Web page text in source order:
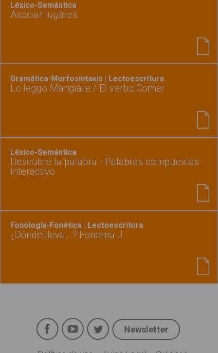
Léxico-Semántica
Asociar lugares
Gramática-Morfosintaxis | Lectoescritura
Lo leggo Mangiare / El verbo Comer
Léxico-Semántica
Descubre la palabra - Palabras compuestas -
Interactivo
Fonología-Fonética | Lectoescritura
¿Dónde lleva...? Fonema J
Social
FacebookYouTubeTwitter
Newsletter